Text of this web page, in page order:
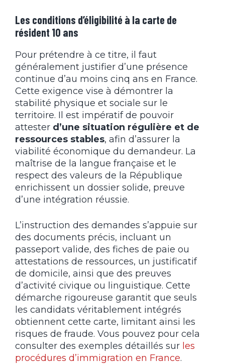
Les conditions d’éligibilité à la carte de
résident 10 ans
Pour prétendre à ce titre, il faut
généralement justifier d’une présence
continue d’au moins cinq ans en France.
Cette exigence vise à démontrer la
stabilité physique et sociale sur le
territoire. Il est impératif de pouvoir
attester d’une situation régulière et de
ressources stables, afin d’assurer la
viabilité économique du demandeur. La
maîtrise de la langue française et le
respect des valeurs de la République
enrichissent un dossier solide, preuve
d’une intégration réussie.
L’instruction des demandes s’appuie sur
des documents précis, incluant un
passeport valide, des fiches de paie ou
attestations de ressources, un justificatif
de domicile, ainsi que des preuves
d’activité civique ou linguistique. Cette
démarche rigoureuse garantit que seuls
les candidats véritablement intégrés
obtiennent cette carte, limitant ainsi les
risques de fraude. Vous pouvez pour cela
consulter des exemples détaillés sur les
procédures d’immigration en France.